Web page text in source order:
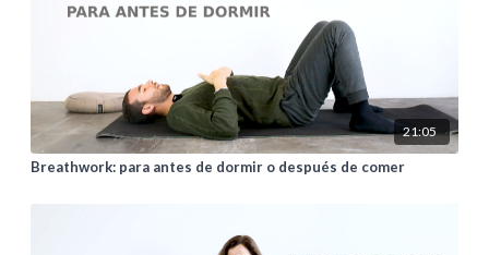
21:05
Breathwork: para antes de dormir o después de comer